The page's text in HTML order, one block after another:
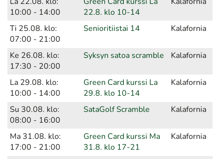
La 22.08. klo:
10:00 - 14:00
Green Card kurssi La
22.8. klo 10-14
Kalafornia
Ti 25.08. klo:
07:00 - 21:00
Senioritiistai 14 Kalafornia
Ke 26.08. klo:
17:30 - 20:00
Syksyn satoa scramble Kalafornia
La 29.08. klo:
10:00 - 14:00
Green Card kurssi La
29.8. klo 10-14
Kalafornia
Su 30.08. klo:
08:00 - 16:00
SataGolf Scramble Kalafornia
Ma 31.08. klo:
17:00 - 21:00
Green Card kurssi Ma
31.8. klo 17-21
Kalafornia